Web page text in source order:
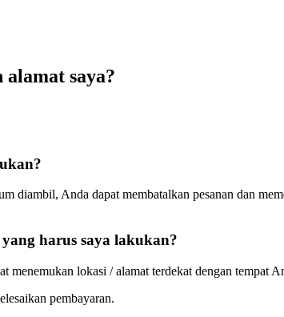
saya?
diambil, Anda dapat membatalkan pesanan dan
harus saya lakukan?
lokasi / alamat terdekat dengan tempat
pembayaran.